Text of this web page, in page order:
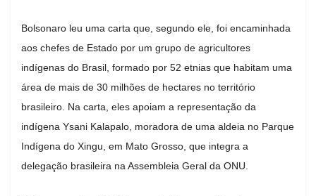
Bolsonaro leu uma carta que, segundo ele, foi encaminhada
aos chefes de Estado por um grupo de agricultores
indígenas do Brasil, formado por 52 etnias que habitam uma
área de mais de 30 milhões de hectares no território
brasileiro. Na carta, eles apoiam a representação da
indígena Ysani Kalapalo, moradora de uma aldeia no Parque
Indígena do Xingu, em Mato Grosso, que integra a
delegação brasileira na Assembleia Geral da ONU.